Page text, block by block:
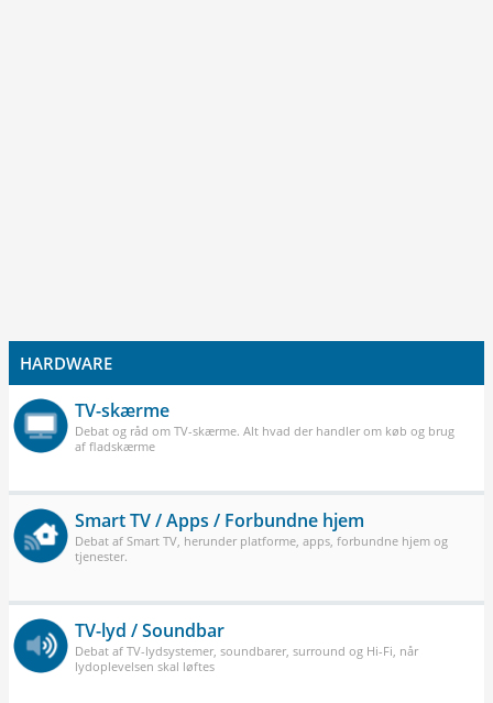
HARDWARE
TV-skærme
Debat og råd om TV-skærme. Alt hvad der handler om køb og brug
af fladskærme
Smart TV / Apps / Forbundne hjem
Debat af Smart TV, herunder platforme, apps, forbundne hjem og
tjenester.
TV-lyd / Soundbar
Debat af TV-lydsystemer, soundbarer, surround og Hi-Fi, når
lydoplevelsen skal løftes